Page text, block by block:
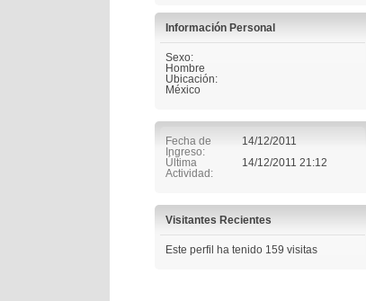
Información Personal
Sexo:
Hombre
Ubicación:
México
Fecha de
Ingreso
14/12/2011
Última
Actividad
14/12/2011 21:12
Visitantes Recientes
Este perfil ha tenido 159 visitas